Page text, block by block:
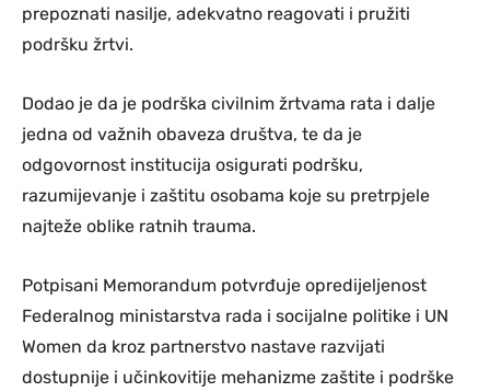
prepoznati nasilje, adekvatno reagovati i pružiti
podršku žrtvi.
Dodao je da je podrška civilnim žrtvama rata i dalje
jedna od važnih obaveza društva, te da je
odgovornost institucija osigurati podršku,
razumijevanje i zaštitu osobama koje su pretrpjele
najteže oblike ratnih trauma.
Potpisani Memorandum potvrđuje opredijeljenost
Federalnog ministarstva rada i socijalne politike i UN
Women da kroz partnerstvo nastave razvijati
dostupnije i učinkovitije mehanizme zaštite i podrške